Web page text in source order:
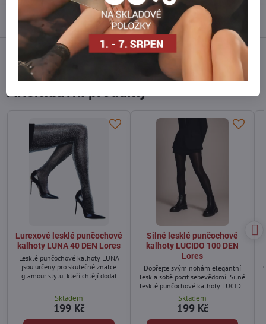
Diskuse 0
Facebook Reddit WhatsApp
Alternativní produkty
Lurexové lesklé punčochové
kalhoty LUNA 40 DEN Lores
Lesklé punčochové kalhoty LUNA
jsou určeny pro skutečné znalce
glamour stylu, kteří chtějí dodat
Skladem
199 Kč
Silné lesklé punčochové
kalhoty LUCIDO 100 DEN
Lores
Dopřejte svým nohám elegantní
lesk a sobě pocit sebevědomí. Silné
lesklé punčochové kalhoty LUCIDO
100 DEN od značky Lores jsou
stvořené pro ženy, které chtějí
vypadat stylově i během
chladnějších dnů. Jemně lesklý
Skladem
199 Kč